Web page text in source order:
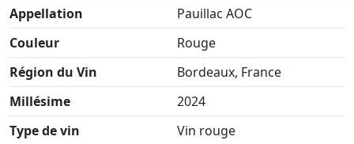
Appellation
Pauillac AOC
Couleur
Rouge
Région du Vin
Bordeaux, France
Millésime
2024
Type de vin
Vin rouge